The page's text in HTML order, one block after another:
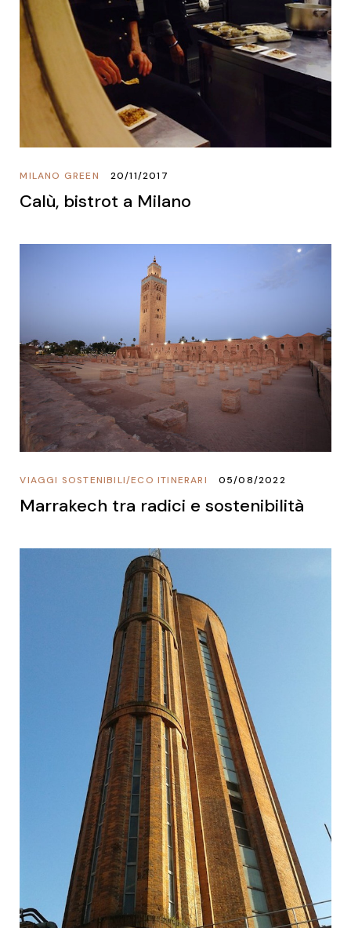
MILANO GREEN 20/11/2017
Calù, bistrot a Milano
ECO ITINERARI
/
VIAGGI SOSTENIBILI 05/08/2022
Marrakech tra radici e sostenibilità